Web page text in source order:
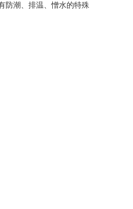
防潮、排温、憎水的特殊